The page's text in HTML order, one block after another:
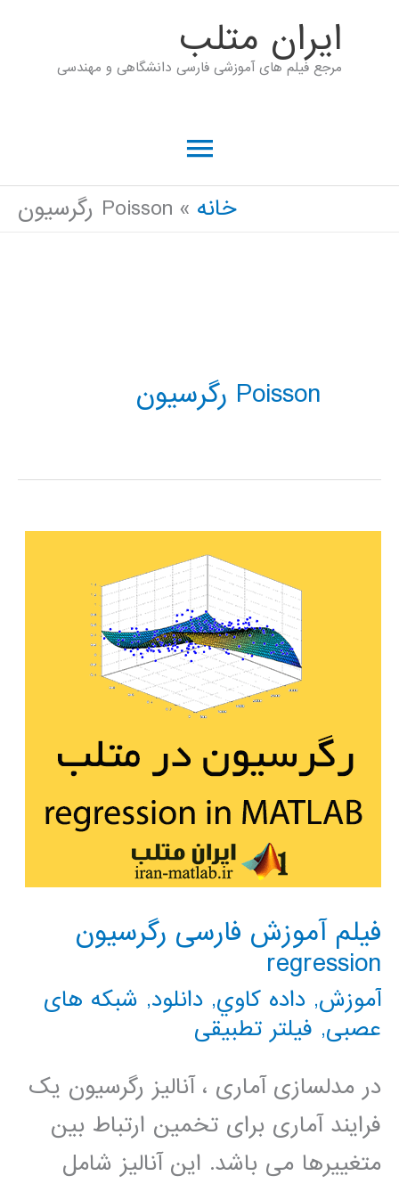
ايران متلب
مرجع فیلم های آموزشی فارسی دانشگاهی و مهندسی
فهرست
اصلیخانه Poisson رگرسیون
Poisson رگرسیون
فیلم آموزش فارسی رگرسیون
regression
آموزش, داده كاوي, دانلود, شبکه های
عصبی, فیلتر تطبیقی
در مدلسازی آماری ، آنالیز رگرسیون یک
فرایند آماری برای تخمین ارتباط بین
متغییرها می باشد. این آنالیز شامل